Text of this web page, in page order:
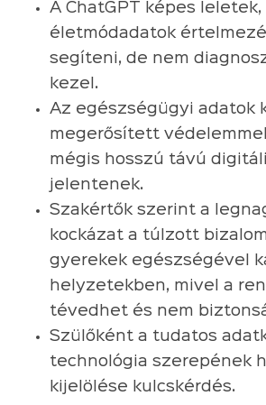
A ChatGPT képes
életmódadatok
segíteni, de nem
kezel.
Az egészségügyi adatok
megerősített
mégis hosszú távú
jelentenek.
Szakértők szerint a
kockázat a túlzott
gyerekek egészségével
helyzetekben, mivel a
tévedhet és nem
Szülőként a tudatos
technológia szerepének
kijelölése kulcskérdés.